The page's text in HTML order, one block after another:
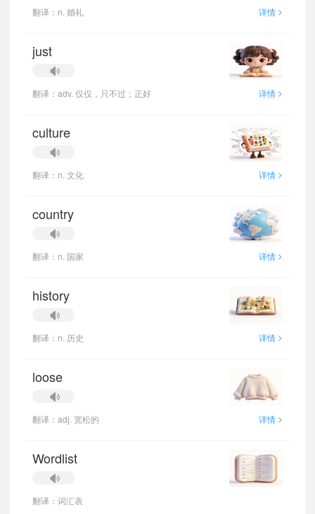
翻译：n. 婚礼 详情 >
just
翻译：adv. 仅仅，只不过；正好 详情 >
culture
翻译：n. 文化 详情 >
country
翻译：n. 国家 详情 >
history
翻译：n. 历史 详情 >
loose
翻译：adj. 宽松的 详情 >
Wordlist
翻译：词汇表